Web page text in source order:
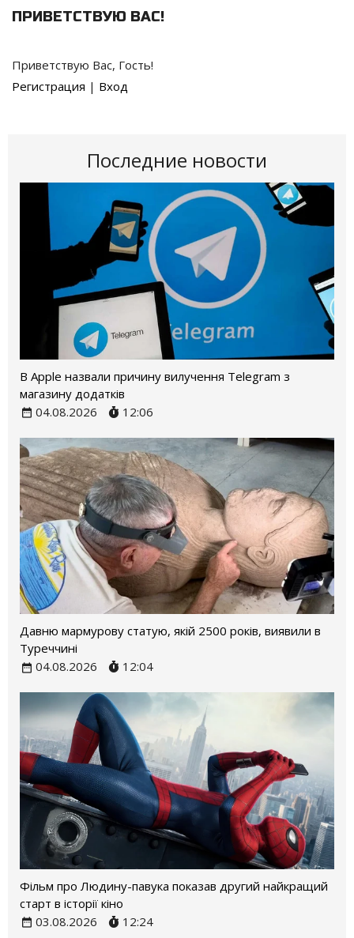
ПРИВЕТСТВУЮ ВАС!
Приветствую Вас, Гость!
Регистрация | Вход
Последние новости
В Apple назвали причину вилучення Telegram з
магазину додатків
04.08.2026
12:06
Давню мармурову статую, якій 2500 років, виявили в
Туреччині
04.08.2026
12:04
Фільм про Людину-павука показав другий найкращий
старт в історії кіно
03.08.2026
12:24